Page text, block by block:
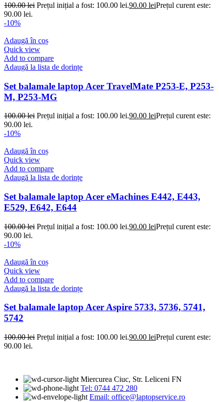
100.00lei Prețul inițial a fost: 100.00 lei.90.00 leiPrețul curent este:
90.00 lei.
-10%
Adaugă în coș
Quick view
Add to compare
Adaugă la lista de dorințe
Set balamale laptop Acer TravelMate P253-E, P253-
M, P253-MG
100.00lei Prețul inițial a fost: 100.00 lei.90.00 leiPrețul curent este:
90.00 lei.
-10%
Adaugă în coș
Quick view
Add to compare
Adaugă la lista de dorințe
Set balamale laptop Acer eMachines E442, E443,
E529, E642, E644
100.00lei Prețul inițial a fost: 100.00 lei.90.00 leiPrețul curent este:
90.00 lei.
-10%
Adaugă în coș
Quick view
Add to compare
Adaugă la lista de dorințe
Set balamale laptop Acer Aspire 5733, 5736, 5741,
5742
100.00lei Prețul inițial a fost: 100.00 lei.90.00 leiPrețul curent este:
90.00 lei.
Miercurea Ciuc, Str. Leliceni FN
Tel: 0744 472 280
Email: office@laptopservice.ro